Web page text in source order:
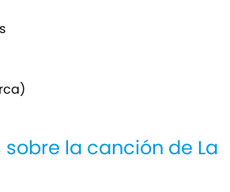
la canción de La